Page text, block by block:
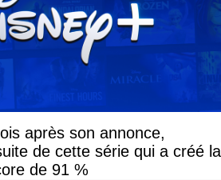
après son annonce,
de cette série qui a créé la
de 91 %